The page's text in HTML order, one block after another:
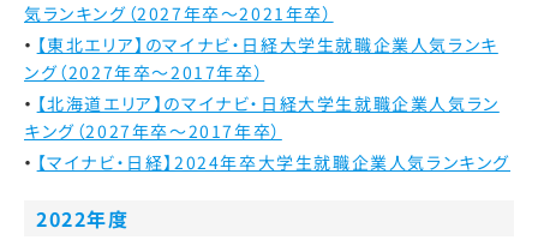
気ランキング（2027年卒～2021年卒）
【東北エリア】のマイナビ・日経大学生就職企業人気ランキ
ング（2027年卒～2017年卒）
【北海道エリア】のマイナビ・日経大学生就職企業人気ラン
キング（2027年卒～2017年卒）
【マイナビ・日経】2024年卒大学生就職企業人気ランキング
2022年度